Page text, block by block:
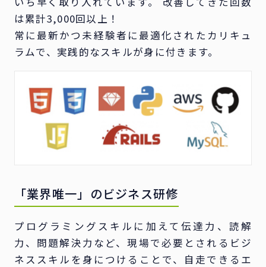
は累計3,000回以上！
常に最新かつ未経験者に最適化されたカリキュ
ラムで、実践的なスキルが身に付きます。
「業界唯一」のビジネス研修
プログラミングスキルに加えて伝達力、読解
力、問題解決力など、現場で必要とされるビジ
ネススキルを身につけることで、自走できるエ